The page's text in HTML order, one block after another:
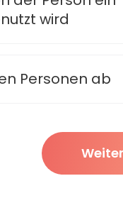
wird
Personen ab
Weiter